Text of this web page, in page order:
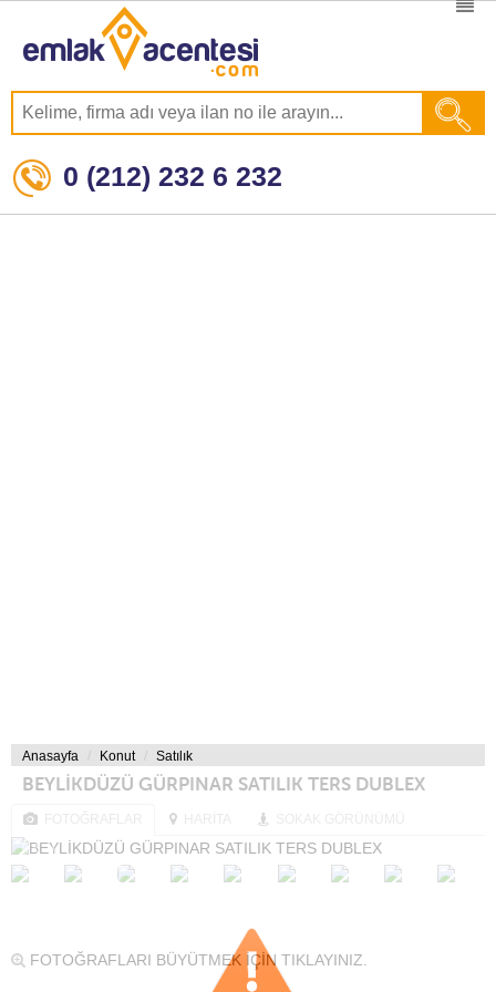
0 (212) 232 6 232
Anasayfa Konut Satılık
BEYLİKDÜZÜ GÜRPINAR SATILIK TERS DUBLEX
FOTOĞRAFLARI BÜYÜTMEK İÇİN TIKLAYINIZ.